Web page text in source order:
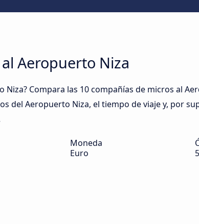
Aeropuerto Niza
Compara las 10 compañías de micros al
del Aeropuerto Niza, el tiempo de viaje y, por
Moneda
Euro